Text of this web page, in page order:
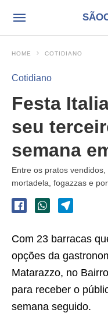
HOME COTIDIANO
Cotidiano
Festa
seu
semana
Entre os pratos
mortadela, fogazzas e
Com 23 barracas
opções da
Matarazzo, no
para receber o
semana seguido.